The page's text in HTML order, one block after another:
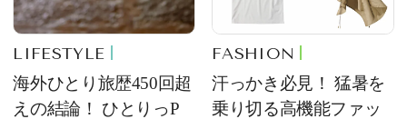
LIFESTYLE
海外ひとり旅歴450回超
えの結論！ ひとりっP
FASHION
汗っかき必見！ 猛暑を
乗り切る高機能ファッ